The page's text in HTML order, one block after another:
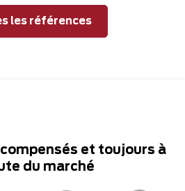
les références
et toujours à
du marché